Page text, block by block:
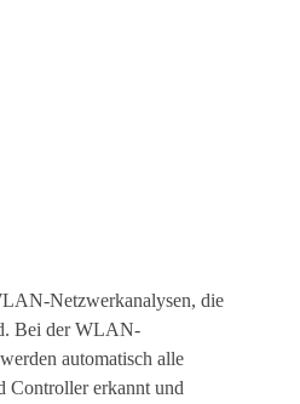
Netzwerkanalysen, die
Bei der WLAN-
automatisch alle
Controller erkannt und